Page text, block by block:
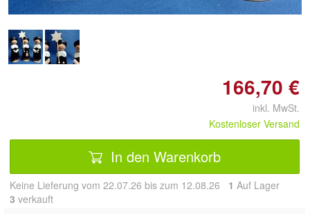
166,70 €
inkl. MwSt.
Kostenloser Versand
In den Warenkorb
Keine Lieferung vom 22.07.26 bis zum 12.08.26 1 Auf Lager
3 verkauft